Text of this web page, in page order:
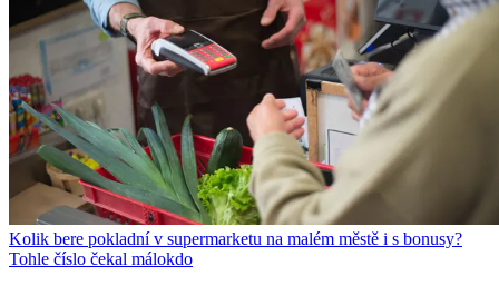
Kolik bere pokladní v supermarketu na malém městě i s bonusy?
Tohle číslo čekal málokdo